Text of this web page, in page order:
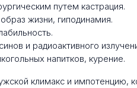
путем кастрация.
жизни, гиподинамия.
и радиоактивного
напитков, курение.
климакс и импотенцию,